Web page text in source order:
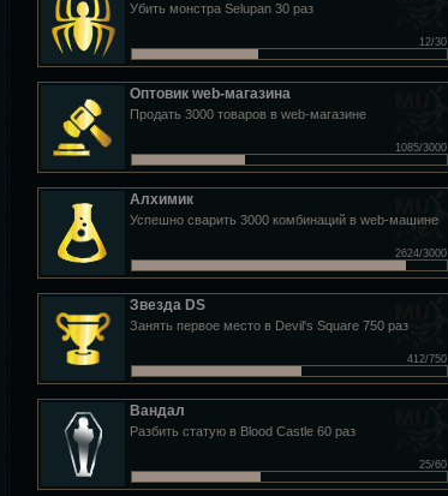
Убить монстра Selupan 30 раз
12/30
Оптовик web-магазина
Продать 3000 товаров в web-магазине
1085/3000
Алхимик
Успешно сварить 3000 комбинаций в web-машине
2624/3000
Звезда DS
Занять первое место в Devil's Square 750 раз
412/750
Вандал
Разбить статую в Blood Castle 60 раз
25/60